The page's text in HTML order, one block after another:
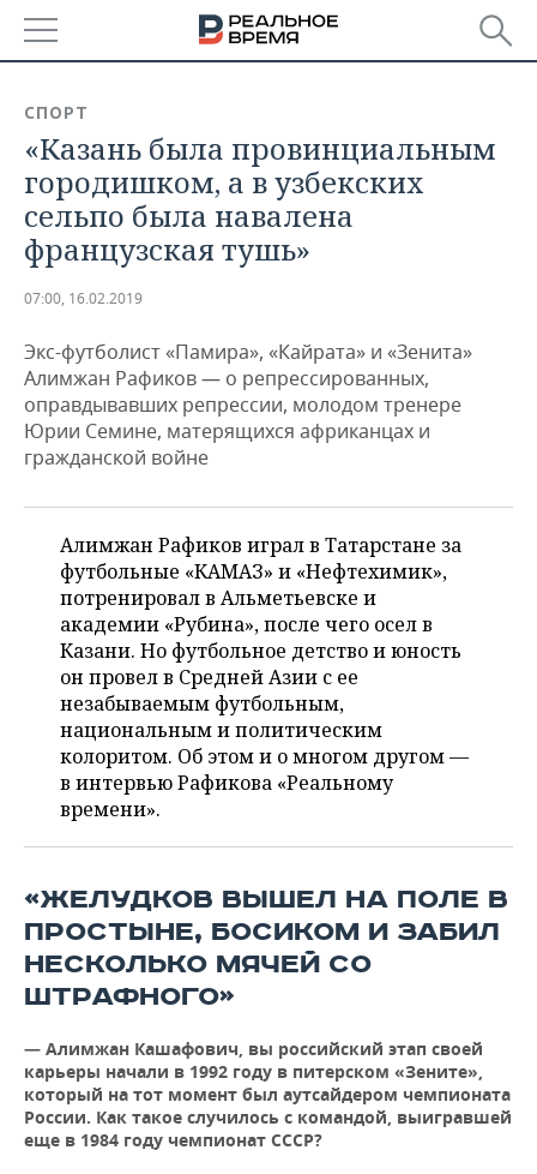
БАШКОРТОСТАН
ТАТАРСТАН
УДМУРТИЯ
НОВОСТИ
АНАЛИТИКА
НОВОСТИ АНАЛИТИКИ
ДЕКЛАРАЦИИ О ДОХОДАХ
КОРОЛИ ГОСЗАКАЗА ПФО
ВУЗЫ ТАТАРСТАНА
КОМУ ПРИНАДЛЕЖАТ
ТАТАРСТАНА
ЭКОНОМИКА
НОВОСТИ ЭКОНОМИКИ
ФИНАНСЫ
БАНКИ
БЮДЖЕТ
ПРОМЫШЛЕННОСТЬ
НОВОСТИ
ПРОМЫШЛЕННОСТИ
АГРОПРОМ
НЕФТЕХИМИЯ
НЕФТЬ
ОПК
ЭНЕРГЕТИКА
НЕДВИЖИМОСТЬ
НОВОСТИ НЕДВИЖИМОСТИ
АВТО
НОВОСТИ АВТО
БИЗНЕС
РОЗНИЧНАЯ ТОРГОВЛЯ
ТРАНСПОРТ
НОВОСТИ ТЕХНОЛОГИЙ
ТЕЛЕКОММУНИКАЦИИ
МЕРОПРИЯТИЯ
НОВОСТИ МЕРОПРИЯТИЙ
ВЫЕЗДНАЯ РЕДАКЦИЯ
БИЗНЕС-БРАНЧИ
ONLINE-КОНФЕРЕНЦИИ
СПОРТ
НОВОСТИ СПОРТА
ФУТБОЛ
ХОККЕЙ
ВОЛЕЙБОЛ
КИБЕРСПОРТ
ВОДНЫЕ ВИДЫ СПОРТА
ХОККЕЙ С МЯЧОМ
ОБЩЕСТВО
НОВОСТИ ОБЩЕСТВА
ВЛАСТЬ
ИСТОРИЯ
КУЛЬТУРА
ОБРАЗОВАНИЕ
ПРОИСШЕСТВИЯ
ФОТОГАЛЕРЕЯ
СЮЖЕТЫ
СПИСОК ПЕРСОН
СПИСОК КОМПАНИЙ
ПОЛНАЯ ВЕРСИЯ
СПОРТ
«Казань была провинциальным
городишком, а в узбекских
сельпо была навалена
французская тушь»
07:00, 16.02.2019
Экс-футболист «Памира», «Кайрата» и «Зенита»
Алимжан Рафиков — о репрессированных,
оправдывавших репрессии, молодом тренере
Юрии Семине, матерящихся африканцах и
гражданской войне
Алимжан Рафиков играл в Татарстане за
футбольные «КАМАЗ» и «Нефтехимик»,
потренировал в Альметьевске и
академии «Рубина», после чего осел в
Казани. Но футбольное детство и юность
он провел в Средней Азии с ее
незабываемым футбольным,
национальным и политическим
колоритом. Об этом и о многом другом —
в интервью Рафикова «Реальному
времени».
«ЖЕЛУДКОВ ВЫШЕЛ НА ПОЛЕ В
ПРОСТЫНЕ, БОСИКОМ И ЗАБИЛ
НЕСКОЛЬКО МЯЧЕЙ СО
ШТРАФНОГО»
— Алимжан Кашафович, вы российский этап своей
карьеры начали в 1992 году в питерском «Зените»,
который на тот момент был аутсайдером чемпионата
России. Как такое случилось с командой, выигравшей
еще в 1984 году чемпионат СССР?